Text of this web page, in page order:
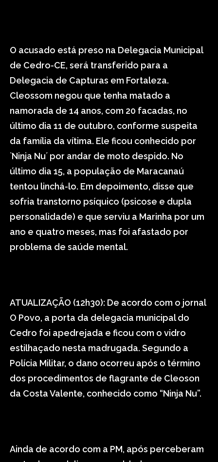
O acusado está preso na Delegacia Municipal
de Cedro-CE, será transferido para a
Delegacia de Capturas em Fortaleza.
Cleossom negou que tenha matado a
namorada de 14 anos, com 20 facadas, no
último dia 11 de outubro, conforme suspeita
da família da vítima. Ele ficou conhecido por
`Ninja Nu´ por andar de moto despido. No
último dia 15, a população de Maracanaú
tentou linchá-lo. Em depoimento, disse que
sofria transtorno psíquico (psicose e dupla
personalidade) e que serviu a Marinha por um
ano e quatro meses, mas foi afastado por
problema de saúde mental.
ATUALIZAÇÃO (12h30): De acordo com o jornal
O Povo, a porta da delegacia municipal do
Cedro foi apedrejada e ficou com o vidro
estilhaçado nesta madrugada. Segundo a
Polícia Militar, o dano ocorreu após o término
dos procedimentos de flagrante de Cleoson
da Costa Valente, conhecido como “Ninja Nu”.
Ainda de acordo com a PM, após perceberam